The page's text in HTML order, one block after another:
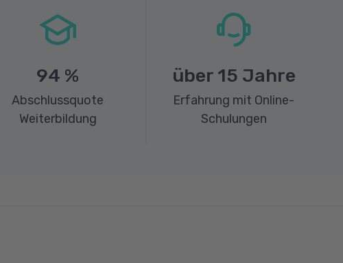
94 %
Abschlussquote
Weiterbildung
über 15 Jahre
Erfahrung mit Online-
Schulungen